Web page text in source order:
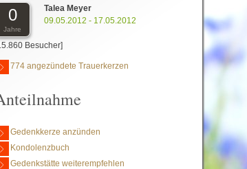
0
Jahre
Talea Meyer
09.05.2012 - 17.05.2012
Besucher]
774 angezündete Trauerkerzen
Gedenkkerze anzünden
Kondolenzbuch
Gedenkstätte weiterempfehlen